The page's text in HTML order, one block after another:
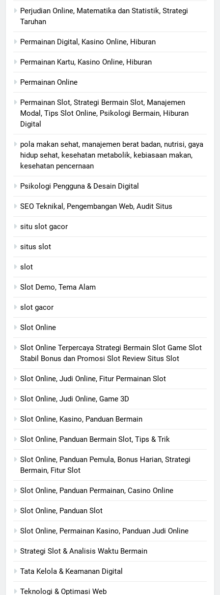
Perjudian Online, Matematika dan Statistik, Strategi
Taruhan
Permainan Digital, Kasino Online, Hiburan
Permainan Kartu, Kasino Online, Hiburan
Permainan Online
Permainan Slot, Strategi Bermain Slot, Manajemen
Modal, Tips Slot Online, Psikologi Bermain, Hiburan
Digital
pola makan sehat, manajemen berat badan, nutrisi, gaya
hidup sehat, kesehatan metabolik, kebiasaan makan,
kesehatan pencernaan
Psikologi Pengguna & Desain Digital
SEO Teknikal, Pengembangan Web, Audit Situs
situ slot gacor
situs slot
slot
Slot Demo, Tema Alam
slot gacor
Slot Online
Slot Online Terpercaya Strategi Bermain Slot Game Slot
Stabil Bonus dan Promosi Slot Review Situs Slot
Slot Online, Judi Online, Fitur Permainan Slot
Slot Online, Judi Online, Game 3D
Slot Online, Kasino, Panduan Bermain
Slot Online, Panduan Bermain Slot, Tips & Trik
Slot Online, Panduan Pemula, Bonus Harian, Strategi
Bermain, Fitur Slot
Slot Online, Panduan Permainan, Casino Online
Slot Online, Panduan Slot
Slot Online, Permainan Kasino, Panduan Judi Online
Strategi Slot & Analisis Waktu Bermain
Tata Kelola & Keamanan Digital
Teknologi & Optimasi Web